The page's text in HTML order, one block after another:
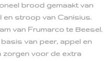
brood gemaakt van
en stroop van Canisius.
van Frumarco te Beesel.
van peer, appel en
zorgen voor de extra